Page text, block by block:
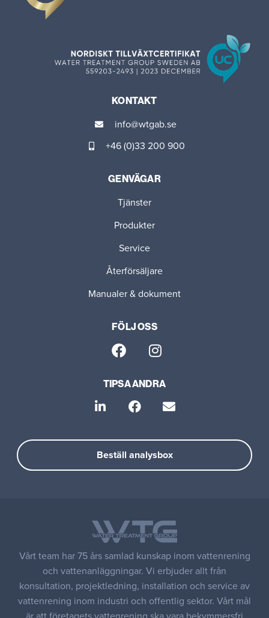
KONTAKT
info@wtgab.se
+46 (0)33 200 900
GENVÄGAR
Tjänster
Produkter
Service
Återförsäljare
Manualer & dokument
FÖLJ OSS
TIPSA ANDRA
Beställ analysbox
Vårt team har 75 års samlad kunskap inom vattenrening
och vattenanläggningar. Vi erbjuder allt från
konsultation, projektledning, installation och service av
vattenrening inom industri och offentlig sektor. Vårt mål